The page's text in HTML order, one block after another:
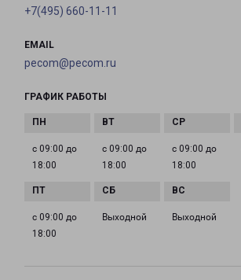
+7(495) 660-11-11
EMAIL
pecom@pecom.ru
ГРАФИК РАБОТЫ
с 09:00 до
18:00
с 09:00 до
18:00
с 09:00 до
18:00
с 09:00 до
18:00
Выходной Выходной